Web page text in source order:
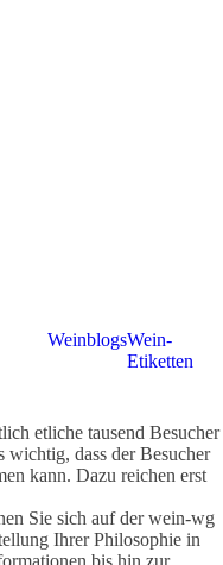
WeinblogsWein-
Etiketten
etliche tausend Besucher
wichtig, dass der Besucher
kann. Dazu reichen erst
Sie sich auf der wein-wg
Ihrer Philosophie in